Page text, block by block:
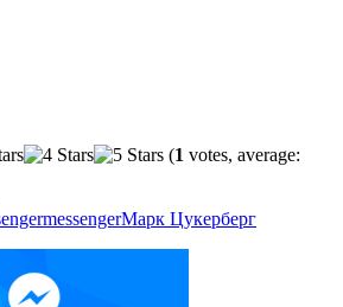
(1 votes, average:
messengerМарк Цукерберг